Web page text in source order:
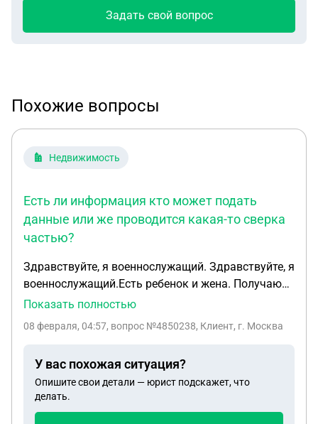
Задать свой вопрос
Похожие вопросы
Недвижимость
Есть ли информация кто может подать
данные или же проводится какая-то сверка
частью?
Здравствуйте, я военнослужащий. Здравствуйте, я
военнослужащий.Есть ребенок и жена. Получаю
поднаём на троих человек, перед оформлением
ребенок уехали в другой город (жена на работу а
части на временную по своему месту пребывания.
Скажите насколько я законно сейчас получаю
поднаём за троих человек и снимаю на него
Показать полностью
08 февраля, 04:57, вопрос №4850238, Клиент, г. Москва
У вас похожая ситуация?
Опишите свои детали — юрист подскажет, что
делать.